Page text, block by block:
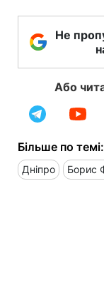
Не
Або
Більше по темі:
Дніпро Борис